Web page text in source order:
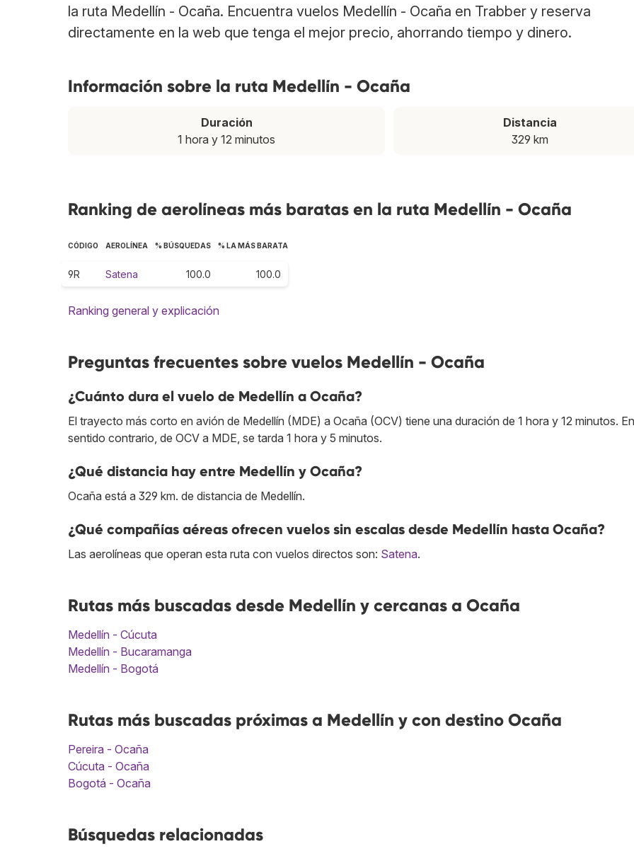
la ruta Medellín - Ocaña. Encuentra vuelos Medellín - Ocaña en Trabber y reserva
directamente en la web que tenga el mejor precio, ahorrando tiempo y dinero.
Información sobre la ruta Medellín - Ocaña
Duración
1 hora y 12 minutos
Distancia
329 km
Ranking de aerolíneas más baratas en la ruta Medellín - Ocaña
CÓDIGO AEROLÍNEA % BÚSQUEDAS % LA MÁS BARATA
9R Satena 100.0 100.0
Ranking general y explicación
Preguntas frecuentes sobre vuelos Medellín - Ocaña
¿Cuánto dura el vuelo de Medellín a Ocaña?
El trayecto más corto en avión de Medellín (MDE) a Ocaña (OCV) tiene una duración de 1 hora y 12 minutos.
sentido contrario, de OCV a MDE, se tarda 1 hora y 5 minutos.
¿Qué distancia hay entre Medellín y Ocaña?
Ocaña está a 329 km. de distancia de Medellín.
¿Qué compañías aéreas ofrecen vuelos sin escalas desde Medellín hasta Ocaña?
Las aerolíneas que operan esta ruta con vuelos directos son: Satena.
Rutas más buscadas desde Medellín y cercanas a Ocaña
Medellín - Cúcuta
Medellín - Bucaramanga
Medellín - Bogotá
Rutas más buscadas próximas a Medellín y con destino Ocaña
Pereira - Ocaña
Cúcuta - Ocaña
Bogotá - Ocaña
Búsquedas relacionadas